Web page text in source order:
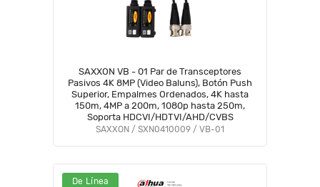
SAXXON VB - 01 Par de Transceptores
Pasivos 4K 8MP (Video Baluns), Botón Push
Superior, Empalmes Ordenados, 4K hasta
150m, 4MP a 200m, 1080p hasta 250m,
Soporta HDCVI/HDTVI/AHD/CVBS
SAXXON / SXN0410009 / VB-01
De Línea